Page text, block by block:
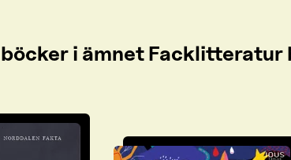
i ämnet Facklitteratur